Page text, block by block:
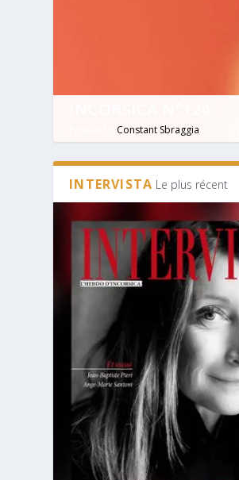
Constant Sbraggia
INTERVISTA Le plus récent